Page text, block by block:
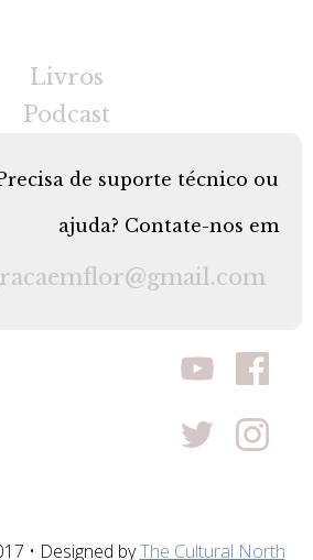
Livros
Podcast
de suporte técnico ou
ajuda? Contate-nos em
• Designed byThe Cultural North